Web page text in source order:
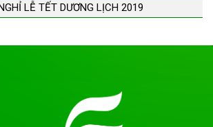
LỄ TẾT DƯƠNG LỊCH 2019